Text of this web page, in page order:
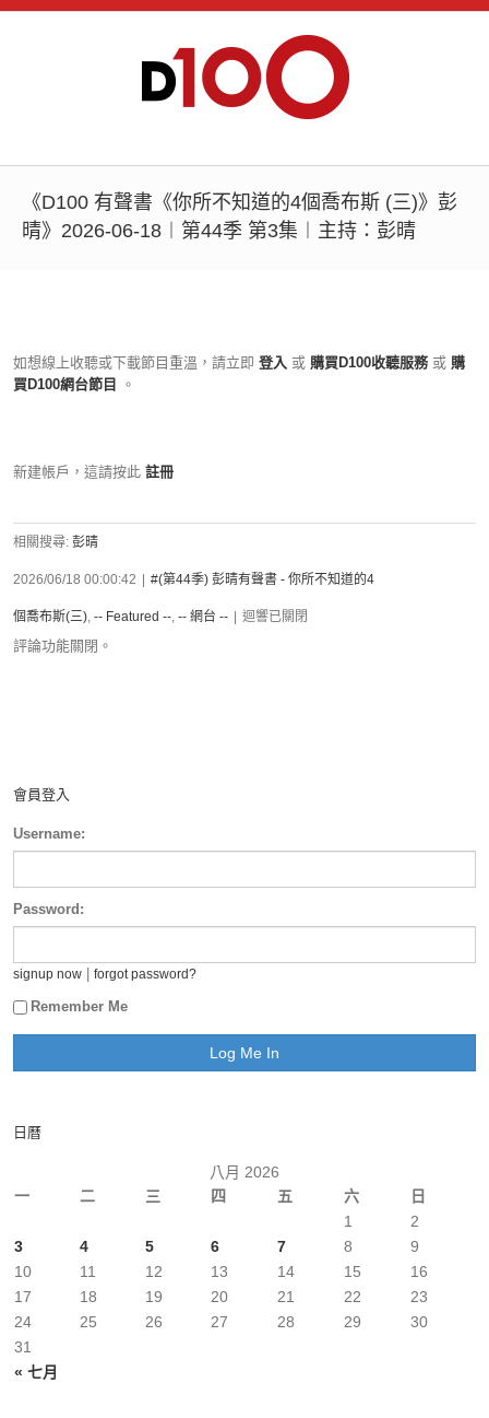
《D100 有聲書《你所不知道的4個喬布斯 (三)》彭
晴》2026-06-18︱第44季 第3集︱主持：彭晴
如想線上收聽或下載節目重溫，請立即 登入 或 購買D100收聽服務 或 購
買D100網台節目
。
新建帳戶，這請按此 註冊
相關搜尋: 彭晴
2026/06/18 00:00:42 #(第44季) 彭晴有聲書 - 你所不知道的4
個喬布斯(三), -- Featured --, -- 網台 -- 迴響已關閉
評論功能關閉。
會員登入
Username:
Password:
signup now forgot password?
Remember Me
日曆
八月 2026
一
二 三 四 五 六 日
« 七月
1
2
3
4 5 6 7 8
9
10
11 12 13 14 15
16
17
18 19 20 21 22
23
24
25 26 27 28 29
30
31